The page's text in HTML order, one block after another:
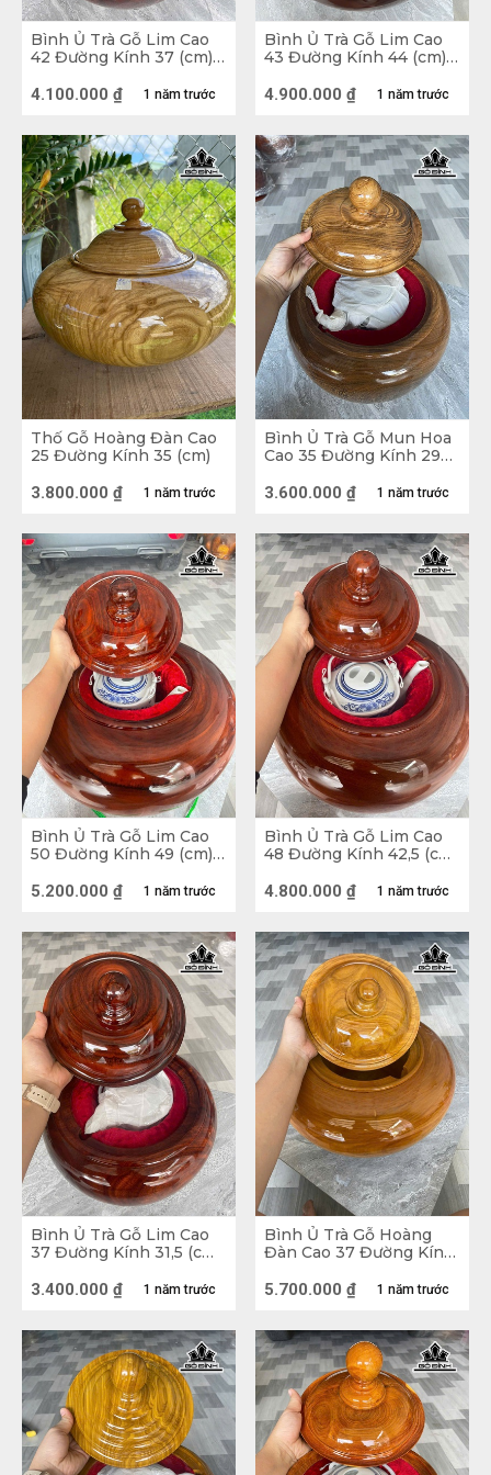
“hot trend” bạn có thể tham khảo.
1.1. Trang trí nhà tiện nghi theo xu hướng
“xanh”
Có rất nhiều yếu tố khác nhau tạo nên một
không gian đẹp cho căn nhà. Trong đó,  xu
hướng các tiện nghi gia đình “xanh” đang được
áp dụng rộng rãi. Phong cách này không chỉ
thân thiện với môi trường khi mang đến nhiều vẻ
đẹp tự nhiên mà còn tạo cảm giác thông thoáng
cho căn nhà, đảm bảo sự thoải mái cho tất cả
các thành viên.
Bộ Bàn Trà Mang Xu Hướng “Xanh” Khi Sử Dụng Gỗ Me
Cụ thể, xu hướng này sẽ kết hợp các mẫu sản
phẩm nội thất gỗ kết hợp với những chậu cây
chẳng hạn. Qua đó tạo được sự tinh tế và tao
Bình Ủ Trà Gỗ Lim Cao
42 Đường Kính 37 (cm) -
1 năm trước
4.100.000 ₫
Bình Ủ Trà Gỗ Lim Cao
43 Đường Kính 44 (cm) -
1 năm trước
4.900.000 ₫
Thố Gỗ Hoàng Đàn Cao
25 Đường Kính 35 (cm)
1 năm trước
3.800.000 ₫
Bình Ủ Trà Gỗ Mun Hoa
Cao 35 Đường Kính 29
1 năm trước
3.600.000 ₫
Bình Ủ Trà Gỗ Lim Cao
50 Đường Kính 49 (cm) -
1 năm trước
5.200.000 ₫
Bình Ủ Trà Gỗ Lim Cao
48 Đường Kính 42,5 (cm)
1 năm trước
4.800.000 ₫
Bình Ủ Trà Gỗ Lim Cao
37 Đường Kính 31,5 (cm)
1 năm trước
3.400.000 ₫
Bình Ủ Trà Gỗ Hoàng
Đàn Cao 37 Đường Kính
1 năm trước
5.700.000 ₫